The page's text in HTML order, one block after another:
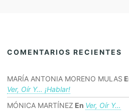
COMENTARIOS RECIENTES
MARÍA ANTONIA MORENO MULAS
Ver, Oír Y… ¡hablar!
MÓNICA MARTÍNEZ En Ver, Oír Y…